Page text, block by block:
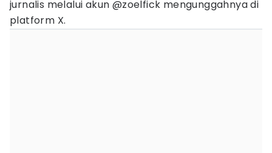
jurnalis melalui akun @zoelfick mengunggahnya di
platform X.